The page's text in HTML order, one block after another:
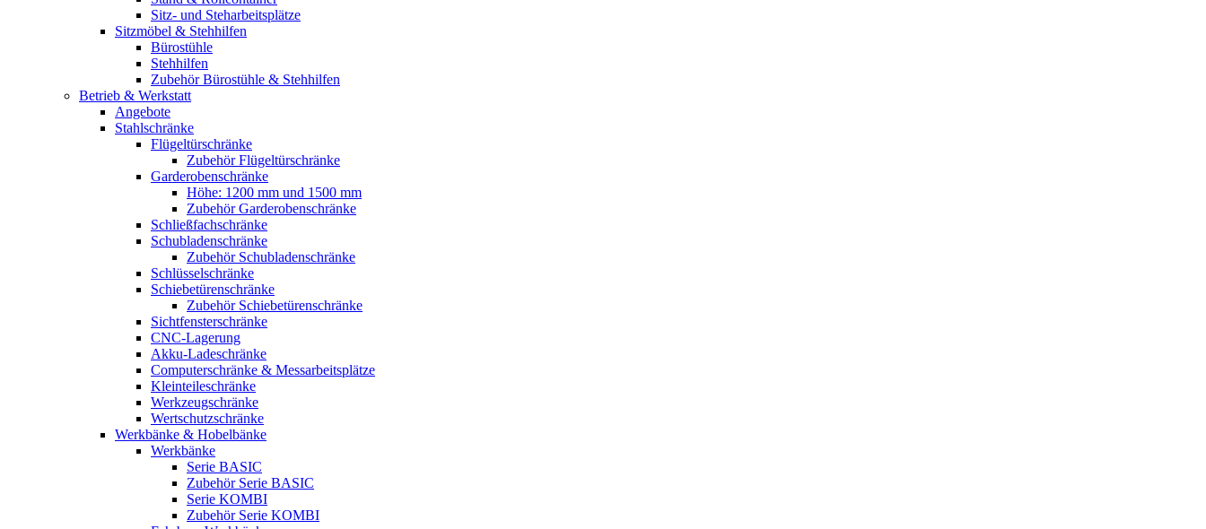
Sitz- und Steharbeitsplätze
Sitzmöbel & Stehhilfen
Bürostühle
Stehhilfen
Zubehör Bürostühle & Stehhilfen
Betrieb & Werkstatt
Angebote
Stahlschränke
Flügeltürschränke
Zubehör Flügeltürschränke
Garderobenschränke
Höhe: 1200 mm und 1500 mm
Zubehör Garderobenschränke
Schließfachschränke
Schubladenschränke
Zubehör Schubladenschränke
Schlüsselschränke
Schiebetürenschränke
Zubehör Schiebetürenschränke
Sichtfensterschränke
CNC-Lagerung
Akku-Ladeschränke
Computerschränke & Messarbeitsplätze
Kleinteileschränke
Werkzeugschränke
Wertschutzschränke
Werkbänke & Hobelbänke
Werkbänke
Serie BASIC
Zubehör Serie BASIC
Serie KOMBI
Zubehör Serie KOMBI